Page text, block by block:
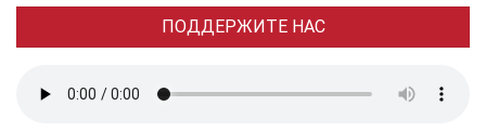
ПОДДЕРЖИТЕ НАС